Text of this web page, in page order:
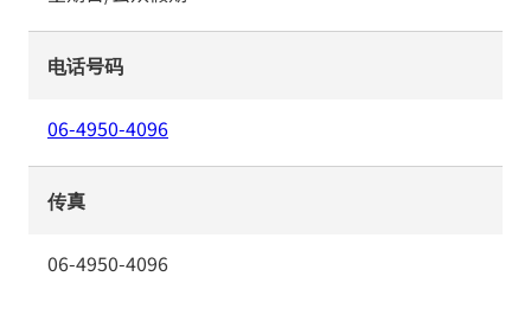
电话号码
06-4950-4096
传真
06-4950-4096